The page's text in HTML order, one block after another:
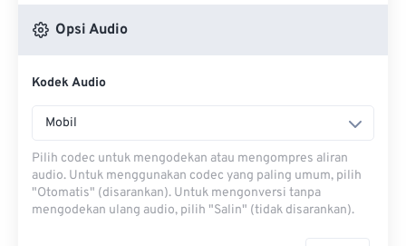
Opsi Audio
Kodek Audio
Mobil
Pilih codec untuk mengodekan atau mengompres aliran
audio. Untuk menggunakan codec yang paling umum, pilih
"Otomatis" (disarankan). Untuk mengonversi tanpa
mengodekan ulang audio, pilih "Salin" (tidak disarankan).